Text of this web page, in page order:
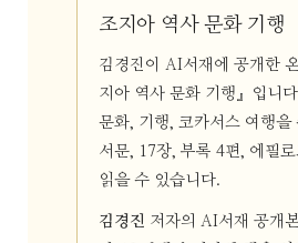
조지아 역사 문화 기행
김경진이 AI서재에 공개한
지아 역사 문화 기행』입니
문화, 기행, 코카서스 여행을
서문, 17장, 부록 4편, 에필
읽을 수 있습니다.
김경진 저자의 AI서재 공개